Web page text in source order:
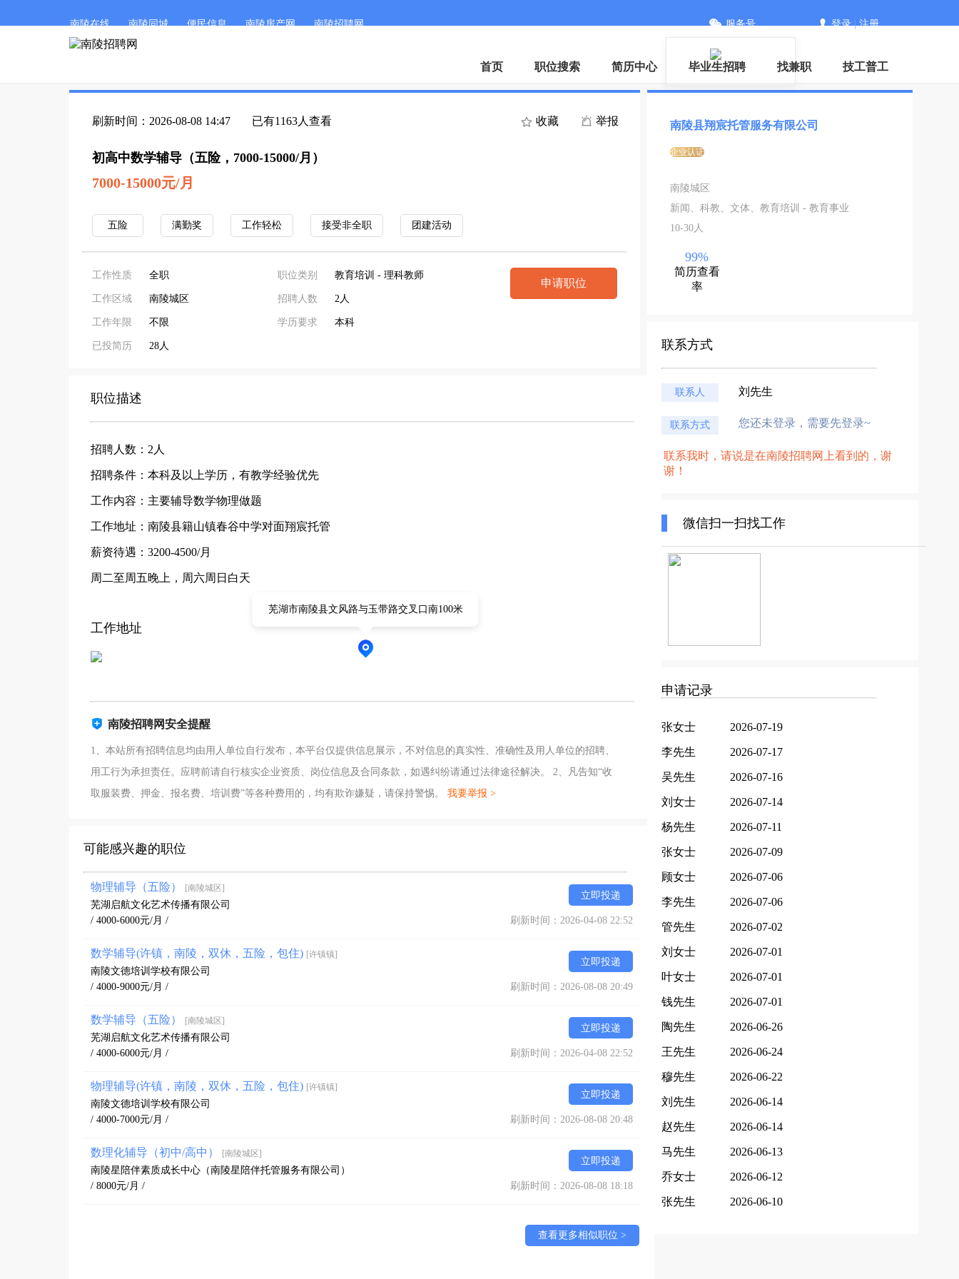
南陵在线 南陵同城 便民信息 南陵房产网 南陵招聘网
联系客服
服务号 登录|注册
首页 职位搜索 简历中心 毕业生招聘 找兼职 技工普工
刷新时间：2026-08-08 14:47 已有1163人查看 收藏 举报
初高中数学辅导（五险，7000-15000/月）
7000-15000元/月
五险 满勤奖 工作轻松 接受非全职 团建活动
工作性质 全职
工作区域 南陵城区
工作年限 不限
已投简历 28人
职位类别 教育培训 - 理科教师
招聘人数 2人
学历要求 本科
申请职位
职位描述
招聘人数：2人
招聘条件：本科及以上学历，有教学经验优先
工作内容：主要辅导数学物理做题
工作地址：南陵县籍山镇春谷中学对面翔宸托管
薪资待遇：3200-4500/月
周二至周五晚上，周六周日白天
工作地址
芜湖市南陵县文风路与玉带路交叉口南100米
南陵招聘网安全提醒
1、本站所有招聘信息均由用人单位自行发布，本平台仅提供信息展示，不对信息的真实性、准确性及用人单位的招聘、
用工行为承担责任。应聘前请自行核实企业资质、岗位信息及合同条款，如遇纠纷请通过法律途径解决。 2、凡告知“收
取服装费、押金、报名费、培训费”等各种费用的，均有欺诈嫌疑，请保持警惕。 我要举报 >
可能感兴趣的职位
物理辅导（五险） [南陵城区]
立即投递
芜湖启航文化艺术传播有限公司
/ 4000-6000元/月 /
刷新时间：2026-04-08 22:52
数学辅导(许镇，南陵，双休，五险，包住) [许镇镇]
立即投递
南陵文德培训学校有限公司
/ 4000-9000元/月 /
刷新时间：2026-08-08 20:49
数学辅导（五险） [南陵城区]
立即投递
芜湖启航文化艺术传播有限公司
/ 4000-6000元/月 /
刷新时间：2026-04-08 22:52
物理辅导(许镇，南陵，双休，五险，包住) [许镇镇]
立即投递
南陵文德培训学校有限公司
/ 4000-7000元/月 /
刷新时间：2026-08-08 20:48
数理化辅导（初中/高中） [南陵城区]
立即投递
南陵星陪伴素质成长中心（南陵星陪伴托管服务有限公司）
/ 8000元/月 /
刷新时间：2026-08-08 18:18
查看更多相似职位 >
南陵县翔宸托管服务有限公司
企业认证
南陵城区
新闻、科教、文体、教育培训 - 教育事业
10-30人
99%
简历查看
率
联系方式
联系人 刘先生
联系方式 您还未登录，需要先登录~
联系我时，请说是在南陵招聘网上看到的，谢
谢！
微信扫一扫找工作
申请记录
张女士 2026-07-19
李先生 2026-07-17
吴先生 2026-07-16
刘女士 2026-07-14
杨先生 2026-07-11
张女士 2026-07-09
顾女士 2026-07-06
李先生 2026-07-06
管先生 2026-07-02
刘女士 2026-07-01
叶女士 2026-07-01
钱先生 2026-07-01
陶先生 2026-06-26
王先生 2026-06-24
穆先生 2026-06-22
刘先生 2026-06-14
赵先生 2026-06-14
马先生 2026-06-13
乔女士 2026-06-12
张先生 2026-06-10